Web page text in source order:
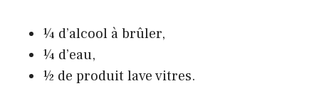
¼ d’alcool à brûler,
¼ d’eau,
½ de produit lave vitres.